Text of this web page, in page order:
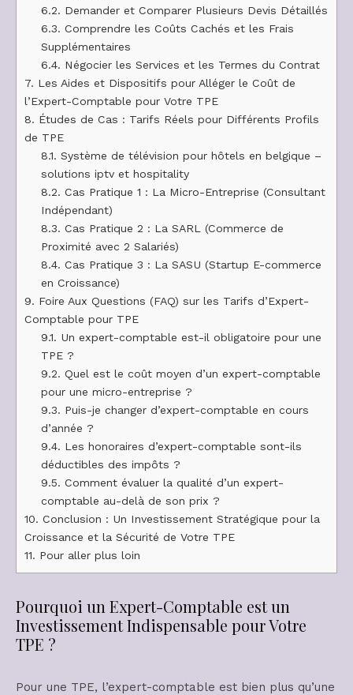
6.2. Demander et Comparer Plusieurs Devis Détaillés
6.3. Comprendre les Coûts Cachés et les Frais
Supplémentaires
6.4. Négocier les Services et les Termes du Contrat
7. Les Aides et Dispositifs pour Alléger le Coût de
l’Expert-Comptable pour Votre TPE
8. Études de Cas : Tarifs Réels pour Différents Profils
de TPE
8.1. Système de télévision pour hôtels en belgique –
solutions iptv et hospitality
8.2. Cas Pratique 1 : La Micro-Entreprise (Consultant
Indépendant)
8.3. Cas Pratique 2 : La SARL (Commerce de
Proximité avec 2 Salariés)
8.4. Cas Pratique 3 : La SASU (Startup E-commerce
en Croissance)
9. Foire Aux Questions (FAQ) sur les Tarifs d’Expert-
Comptable pour TPE
9.1. Un expert-comptable est-il obligatoire pour une
TPE ?
9.2. Quel est le coût moyen d’un expert-comptable
pour une micro-entreprise ?
9.3. Puis-je changer d’expert-comptable en cours
d’année ?
9.4. Les honoraires d’expert-comptable sont-ils
déductibles des impôts ?
9.5. Comment évaluer la qualité d’un expert-
comptable au-delà de son prix ?
10. Conclusion : Un Investissement Stratégique pour la
Croissance et la Sécurité de Votre TPE
11. Pour aller plus loin
Pourquoi un Expert-Comptable est un
Investissement Indispensable pour Votre
TPE ?
Pour une TPE, l’expert-comptable est bien plus qu’une